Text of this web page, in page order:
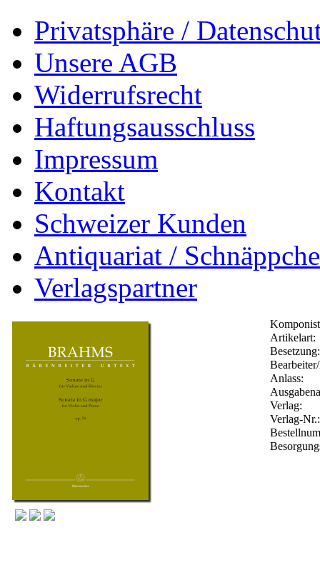
Privatsphäre /
Unsere AGB
Widerrufsrecht
Haftungsausschluss
Impressum
Kontakt
Schweizer Kunden
Antiquariat /
Verlagspartner
Artikelart:
Besetzung:
Anlass:
Verlag:
Verlag-